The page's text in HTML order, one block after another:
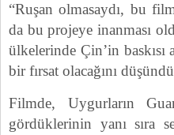
“Ruşan olmasaydı, bu
da bu projeye inanması
ülkelerinde Çin’in
bir fırsat olacağını
Filmde, Uygurların
gördüklerinin yanı sıra